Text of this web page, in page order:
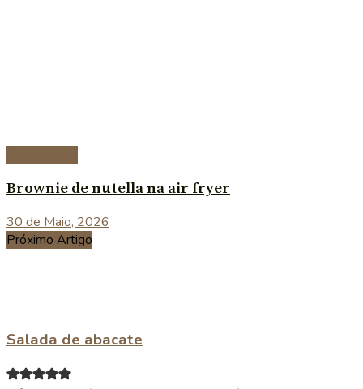
Brownie de nutella na air fryer
30 de Maio, 2026
Próximo Artigo
Salada de abacate